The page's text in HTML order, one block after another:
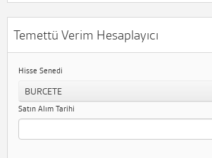
Temettü Verim Hesaplayıcı
Hisse Senedi
BURCETE
Satın Alım Tarihi